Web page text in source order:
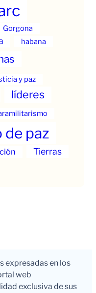
Gorgona
habana
y paz
líderes
de paz
Tierras
expresadas en los
web
exclusiva de sus